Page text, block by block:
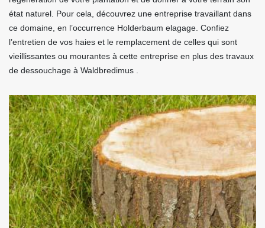
état naturel. Pour cela, découvrez une entreprise travaillant dans
ce domaine, en l’occurrence Holderbaum elagage. Confiez
l’entretien de vos haies et le remplacement de celles qui sont
vieillissantes ou mourantes à cette entreprise en plus des travaux
de dessouchage à Waldbredimus .